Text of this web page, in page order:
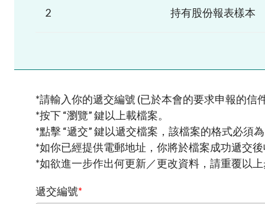
2 持有股份報表樣本
*請輸入你的遞交編號 (已於本會的要求申報的信
*按下 “瀏覽” 鍵以上載檔案。
*點擊 “遞交” 鍵以遞交檔案，該檔案的格式必須
*如你已經提供電郵地址，你將於檔案成功遞交
*如欲進一步作出何更新／更改資料，請重覆以
遞交編號*